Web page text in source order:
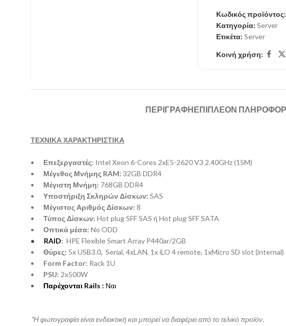
Κωδικός προϊόντος:
Κατηγορία: Server
Ετικέτα: Server
Κοινή χρήση:
ΠΕΡΙΓΡΑΦΉΕΠΙΠΛΈΟΝ
ΤΕΧΝΙΚΑ ΧΑΡΑΚΤΗΡΙΣΤΙΚΑ
• Επεξεργαστές: Intel Xeon 6-Cores 2xE5-2620 V3 2.40GHz (15M)
• Μέγεθος Μνήμης RAM: 32GB DDR4
• Μέγιστη Μνήμη: 768GB DDR4
• Υποστήριξη Σκληρών Δίσκων: SAS
• Μέγιστος Αριθμός Δίσκων: 8
• Τύπος Δίσκων: Hot plug SFF SAS ή Hot plug SFF SATA
• Οπτικά μέσα: No ODD
• RAID: HPE Flexible Smart Array P440ar/2GB
• Θύρες: 5x USB3.0, Serial, 4xLAN, 1x iLO 4 remote, 1xMicro SD slot (internal)
• Form Factor: Rack 1U
• PSU: 2x500W
• Παρέχονται Rails : Ναι
*Η φωτογραφία είναι ενδεικτική και μπορεί να διαφέρει από το τελικό προϊόν.